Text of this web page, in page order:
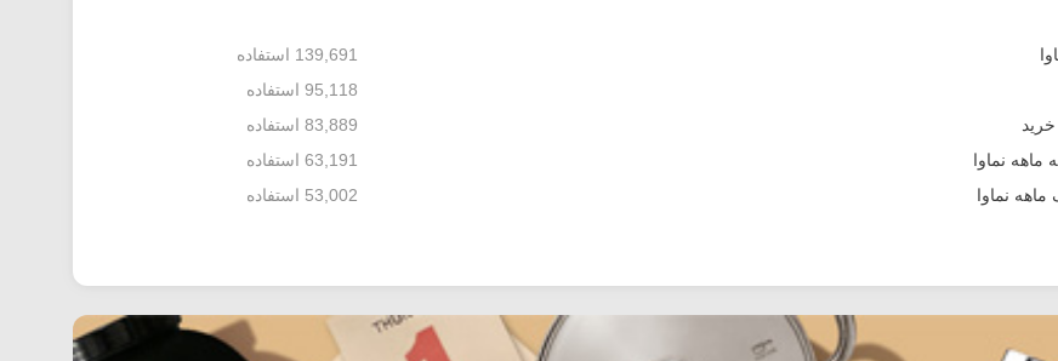
139,691 استفاده
95,118 استفاده
83,889 استفاده
63,191 استفاده
53,002 استفاده